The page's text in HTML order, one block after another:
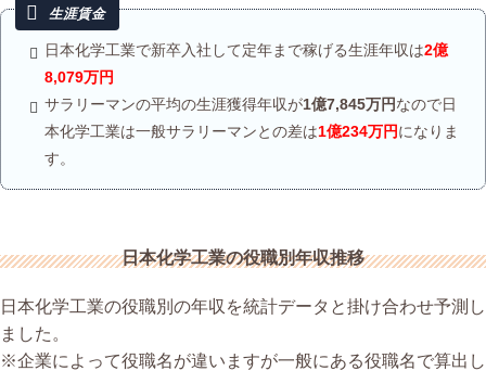
日本化学工業で新卒入社して定年まで稼げる生涯年収は2億
8,079万円
サラリーマンの平均の生涯獲得年収が1億7,845万円なので日
本化学工業は一般サラリーマンとの差は1億234万円になりま
す。
日本化学工業の役職別年収推移
日本化学工業の役職別の年収を統計データと掛け合わせ予測し
ました。
※企業によって役職名が違いますが一般にある役職名で算出し